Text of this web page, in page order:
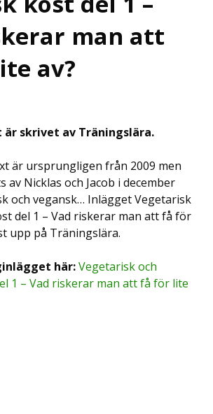
man att
av?
skrivet av Träningslära.
är ursprungligen från 2009 men
av Nicklas och Jacob i december
och vegansk… Inlägget Vegetarisk
del 1 – Vad riskerar man att få för
upp på Träningslära.
här:Vegetarisk och
1 – Vad riskerar man att få för lite